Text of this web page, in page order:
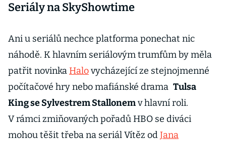
Seriály na SkyShowtime
Ani u seriálů nechce platforma ponechat nic
náhodě. K hlavním seriálovým trumfům by měla
patřit novinka Halovycházející ze stejnojmenné
počítačové hry nebo mafiánské drama Tulsa
King se Sylvestrem Stallonemv hlavní roli.
V rámci zmiňovaných pořadů HBO se diváci
mohou těšit třeba na seriál Vítěz odJana